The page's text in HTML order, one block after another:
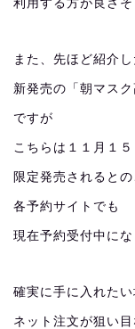
利用する方が良さそ
また、先ほど紹介し
新発売の「朝マスク
ですが
こちらは１１月１５
限定発売されると
各予約サイトでも
現在予約受付中にな
確実に手に入れたい
ネット注文が狙い